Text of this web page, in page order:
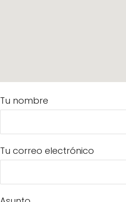
Tu nombre
Tu correo electrónico